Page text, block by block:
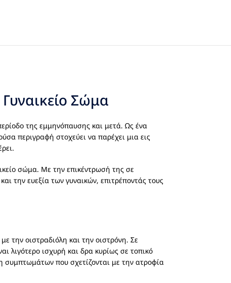
Σώμα
της εμμηνόπαυσης και μετά. Ως ένα
περιγραφή στοχεύει να παρέχει μια εις
σώμα. Με την επικέντρωσή της σε
την ευεξία των γυναικών, επιτρέποντάς τους
την οιστραδιόλη και την οιστρόνη. Σε
λιγότερο ισχυρή και δρα κυρίως σε τοπικό
συμπτωμάτων που σχετίζονται με την ατροφία